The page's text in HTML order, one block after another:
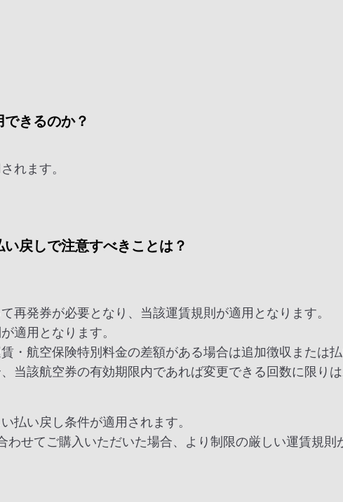
きるのか？
れます。
戻しで注意すべきことは？
再発券が必要となり、当該運賃規則が適用となります。
適用となります。
・航空保険特別料金の差額がある場合は追加徴収または払
当該航空券の有効期限内であれば変更できる回数に限りは
払い戻し条件が適用されます。
せてご購入いただいた場合、より制限の厳しい運賃規則